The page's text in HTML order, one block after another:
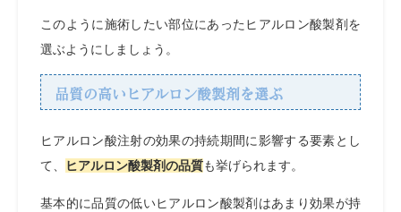
このように施術したい部位にあったヒアルロン酸製剤を
選ぶようにしましょう。
品質の高いヒアルロン酸製剤を選ぶ
ヒアルロン酸注射の効果の持続期間に影響する要素とし
て、
ヒアルロン酸製剤の品質も挙げられます。
基本的に品質の低いヒアルロン酸製剤はあまり効果が持